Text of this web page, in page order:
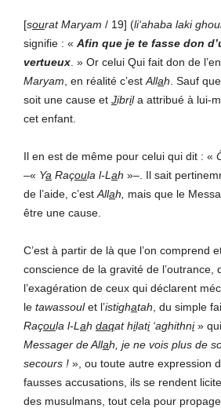
[sourat Maryam / 19] (li‘ahaba laki
signifie : « Afin que je te fasse don
vertueux » Or celui Qui fait don de
Maryam , en réalité c’est Allah . Sauf que
soit une cause et Jibrila attribué à lui-
cet enfant.
Il en est de même pour celui qui dit : «
–« Ya Raçoula l-L ah »–. Il sait
de l’aide, c’est Allah, mais que le
être une cause.
C’est à partir de là que l’on comprend
conscience de la gravité de l’outrance,
l’exagération de ceux qui déclarent
le tawassoulet l’istighatah , du simple
Raçoula l-L ah daqat hilati‘aghithni»
Messager de Allah, je ne vois plus de
secours ! », ou toute autre expression
fausses accusations, ils se rendent
des musulmans, tout cela pour